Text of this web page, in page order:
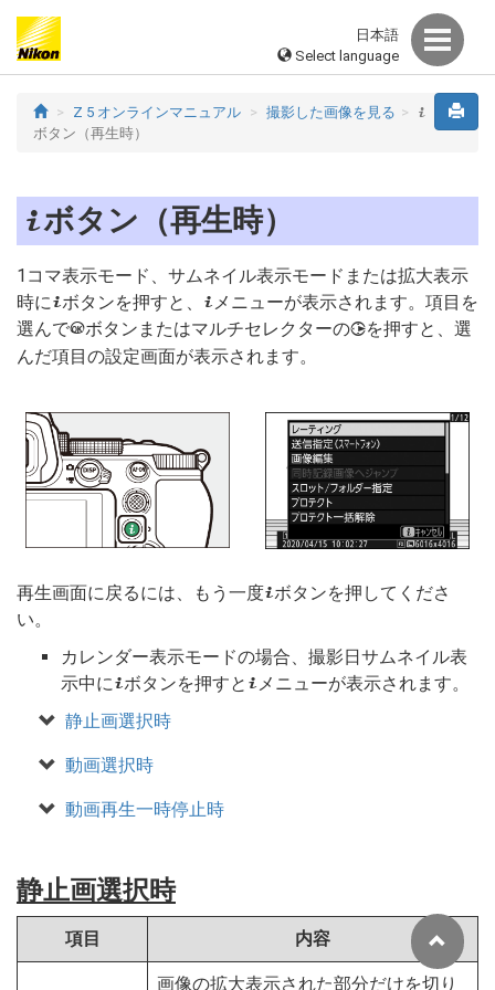
日本語
Select language
Z 5 オンラインマニュアル 撮影した画像を見る i
ボタン（再生時）
iボタン（再生時）
1コマ表示モード、サムネイル表示モードまたは拡大表示
時にiボタンを押すと、 iメニューが表示されます。項目を
選んでJボタンまたはマルチセレクターの2を押すと、選
んだ項目の設定画面が表示されます。
再生画面に戻るには、もう一度iボタンを押してくださ
い。
カレンダー表示モードの場合、撮影日サムネイル表
示中にiボタンを押すと iメニューが表示されます。
静止画選択時
動画選択時
動画再生一時停止時
静止画選択時
項目 内容
画像の拡大表示された部分だけを切り